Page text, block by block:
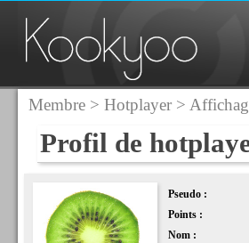
Membre> Hotplayer>
Profil de
Pseudo :
Points :
Nom :